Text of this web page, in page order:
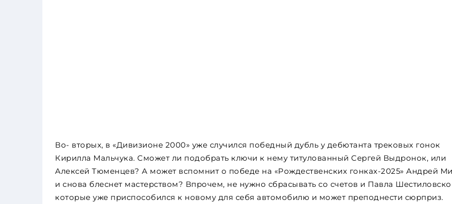
Во- вторых, в «Дивизионе 2000» уже случился победный дубль у дебютанта трековых гонок
Кирилла Мальчука. Сможет ли подобрать ключи к нему титулованный Сергей Выдронок, или
Алексей Тюменцев? А может вспомнит о победе на «Рождественских гонках-2025» Андрей
и снова блеснет мастерством? Впрочем, не нужно сбрасывать со счетов и Павла
которые уже приспособился к новому для себя автомобилю и может преподнести сюрприз.